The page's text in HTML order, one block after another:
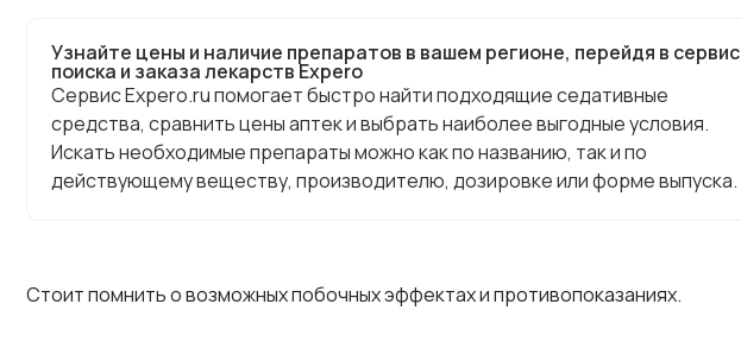
Узнайте цены и наличие препаратов в вашем регионе, перейдя в сервис
поиска и заказа лекарств Expero
Сервис Expero.ru помогает быстро найти подходящие седативные
средства, сравнить цены аптек и выбрать наиболее выгодные условия.
Искать необходимые препараты можно как по названию, так и по
действующему веществу, производителю, дозировке или форме выпуска.
Стоит помнить о возможных побочных эффектах и противопоказаниях.